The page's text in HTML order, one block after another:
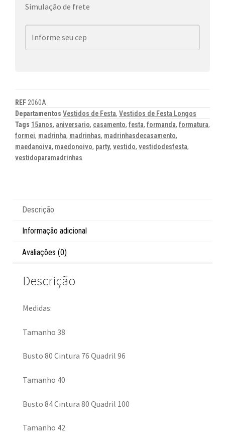
Simulação de frete
REF 2060A
Departamentos Vestidos de Festa, Vestidos de Festa Longos
Tags 15anos, aniversario, casamento, festa, formanda, formatura,
formei, madrinha, madrinhas, madrinhasdecasamento,
maedanoiva, maedonoivo, party, vestido, vestidodesfesta,
vestidoparamadrinhas
Descrição
Informação adicional
Avaliações (0)
Descrição
Medidas:
Tamanho 38
Busto 80 Cintura 76 Quadril 96
Tamanho 40
Busto 84 Cintura 80 Quadril 100
Tamanho 42